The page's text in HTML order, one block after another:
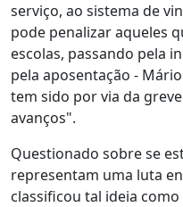
serviço, ao sistema de
pode penalizar aqueles
escolas, passando pela
pela aposentação -
tem sido por via da
avanços".
Questionado sobre se
representam uma luta
classificou tal ideia